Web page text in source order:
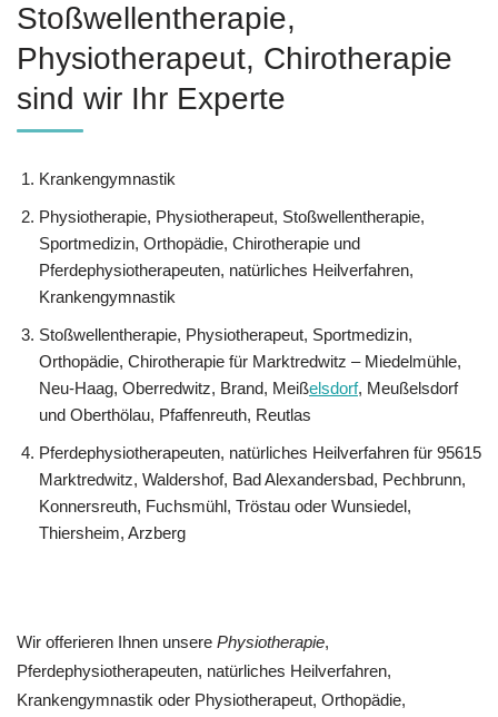
Stoßwellentherapie,
Physiotherapeut, Chirotherapie
sind wir Ihr Experte
Krankengymnastik
Physiotherapie, Physiotherapeut, Stoßwellentherapie,
Sportmedizin, Orthopädie, Chirotherapie und
Pferdephysiotherapeuten, natürliches Heilverfahren,
Krankengymnastik
Stoßwellentherapie, Physiotherapeut, Sportmedizin,
Orthopädie, Chirotherapie für Marktredwitz – Miedelmühle,
Neu-Haag, Oberredwitz, Brand, Meißelsdorf, Meußelsdorf
und Oberthölau, Pfaffenreuth, Reutlas
Pferdephysiotherapeuten, natürliches Heilverfahren für 95615
Marktredwitz, Waldershof, Bad Alexandersbad, Pechbrunn,
Konnersreuth, Fuchsmühl, Tröstau oder Wunsiedel,
Thiersheim, Arzberg
Wir offerieren Ihnen unsere Physiotherapie,
Pferdephysiotherapeuten, natürliches Heilverfahren,
Krankengymnastik oder Physiotherapeut, Orthopädie,